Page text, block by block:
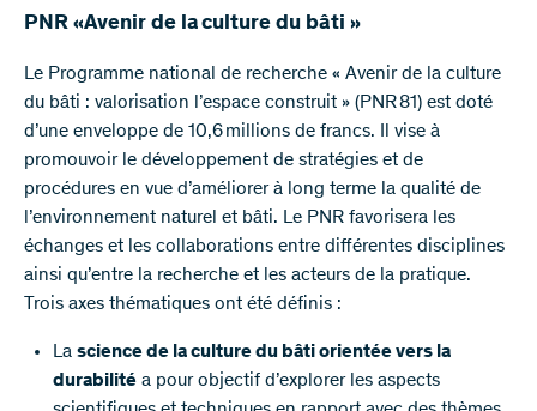
PNR «Avenir de la culture du bâti »
Le Programme national de recherche « Avenir de la culture
du bâti : valorisation l’espace construit » (PNR 81) est doté
d’une enveloppe de 10,6 millions de francs. Il vise à
promouvoir le développement de stratégies et de
procédures en vue d’améliorer à long terme la qualité de
l’environnement naturel et bâti. Le PNR favorisera les
échanges et les collaborations entre différentes disciplines
ainsi qu’entre la recherche et les acteurs de la pratique.
Trois axes thématiques ont été définis :
La science de la culture du bâti orientée vers la
durabilité a pour objectif d’explorer les aspects